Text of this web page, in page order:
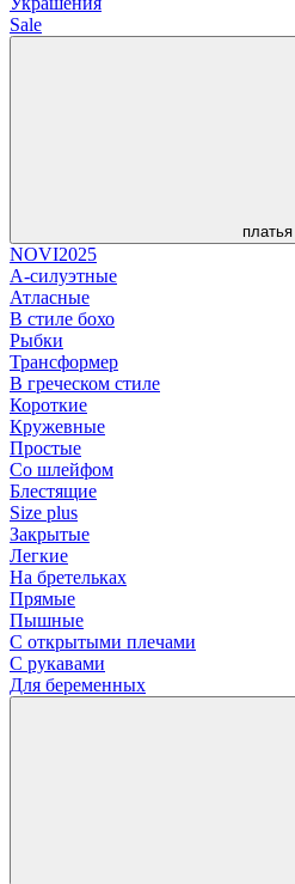
Sale
платья
NOVI2025
А-силуэтные
Атласные
В стиле бохо
Рыбки
Трансформер
В греческом стиле
Короткие
Кружевные
Простые
Со шлейфом
Блестящие
Size plus
Закрытые
Легкие
На бретельках
Прямые
Пышные
С открытыми плечами
С рукавами
Для беременных